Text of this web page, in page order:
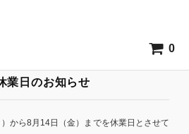
0
業日のお知らせ
から8月14日（金）までを休業日とさせて